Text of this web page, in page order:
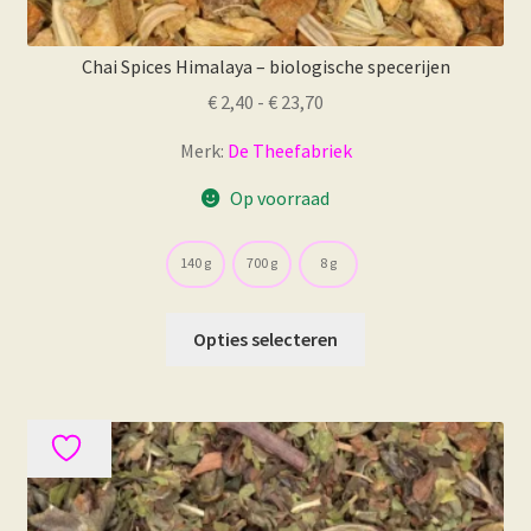
Chai Spices Himalaya – biologische specerijen
€ 2,40 - € 23,70
tot
€ 23,70
Merk: De Theefabriek
Op voorraad
140 g 700 g 8 g
Opties selecteren
variaties.
Deze
optie